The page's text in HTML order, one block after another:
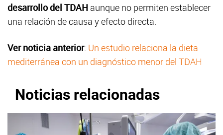
desarrollo del TDAH aunque no permiten establecer
una relación de causa y efecto directa.
Ver noticia anterior: Un estudio relaciona la dieta
mediterránea con un diagnóstico menor del TDAH
Noticias relacionadas